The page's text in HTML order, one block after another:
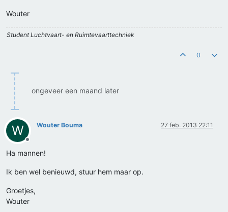
Wouter
Student Luchtvaart- en Ruimtevaarttechniek
0
ongeveer een maand later
W
Offline
Wouter Bouma 27 feb. 2013 22:11
Ha mannen!
Ik ben wel benieuwd, stuur hem maar op.
Groetjes,
Wouter